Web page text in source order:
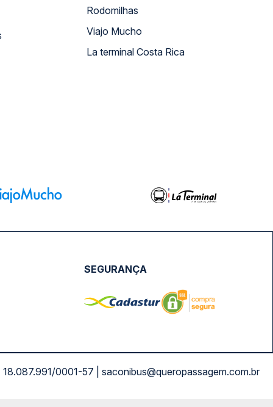
Rodomilhas
Viajo Mucho
La terminal Costa Rica
SEGURANÇA
0001-57 | saconibus@queropassagem.com.br